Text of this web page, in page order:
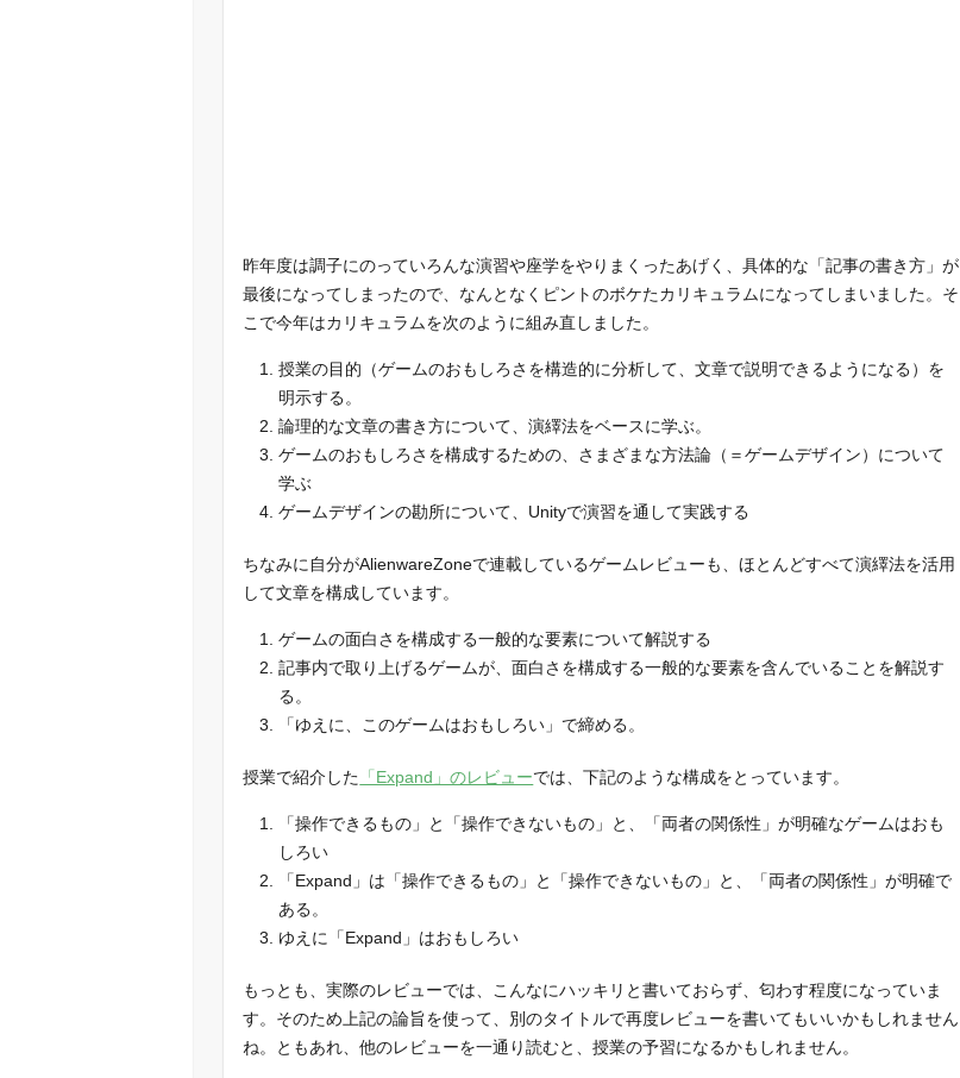
昨年度は調子にのっていろんな演習や座学をやりまくったあげく、具体的な「記事の書き方」が
最後になってしまったので、なんとなくピントのボケたカリキュラムになってしまいました。そ
こで今年はカリキュラムを次のように組み直しました。
授業の目的（ゲームのおもしろさを構造的に分析して、文章で説明できるようになる）を
明示する。
論理的な文章の書き方について、演繹法をベースに学ぶ。
ゲームのおもしろさを構成するための、さまざまな方法論（＝ゲームデザイン）について
学ぶ
ゲームデザインの勘所について、Unityで演習を通して実践する
ちなみに自分がAlienwareZoneで連載しているゲームレビューも、ほとんどすべて演繹法を活用
して文章を構成しています。
ゲームの面白さを構成する一般的な要素について解説する
記事内で取り上げるゲームが、面白さを構成する一般的な要素を含んでいることを解説す
る。
「ゆえに、このゲームはおもしろい」で締める。
授業で紹介した 「Expand」のレビューでは、下記のような構成をとっています。
「操作できるもの」と「操作できないもの」と、「両者の関係性」が明確なゲームはおも
しろい
「Expand」は「操作できるもの」と「操作できないもの」と、「両者の関係性」が明確で
ある。
ゆえに「Expand」はおもしろい
もっとも、実際のレビューでは、こんなにハッキリと書いておらず、匂わす程度になっていま
す。そのため上記の論旨を使って、別のタイトルで再度レビューを書いてもいいかもしれません
ね。ともあれ、他のレビューを一通り読むと、授業の予習になるかもしれません。